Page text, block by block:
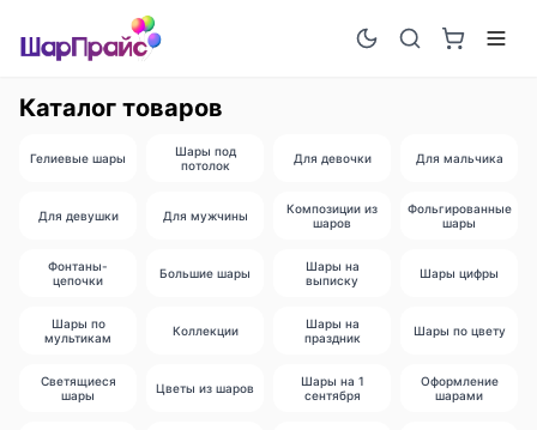
Каталог товаров
Гелиевые шары
Шары под
потолок
Для девочки Для мальчика
Для девушки Для мужчины
Композиции из
шаров
Фольгированные
шары
Фонтаны-
цепочки
Большие шары
Шары на
выписку
Шары цифры
Шары по
мультикам
Коллекции
Шары на
праздник
Шары по цвету
Светящиеся
шары
Цветы из шаров
Шары на 1
сентября
Оформление
шарами